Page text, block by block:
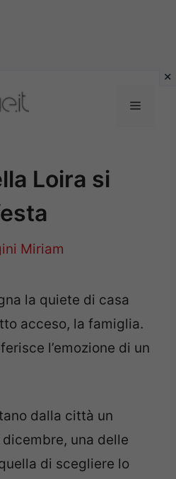
Menu
Loira si
Miriam
la quiete di casa
acceso, la famiglia.
l’emozione di un
dalla città un
una delle
di scegliere lo